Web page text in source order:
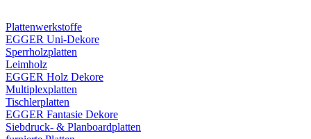
Plattenwerkstoffe
EGGER Uni-Dekore
Sperrholzplatten
Leimholz
EGGER Holz Dekore
Multiplexplatten
Tischlerplatten
EGGER Fantasie Dekore
Siebdruck- & Planboardplatten